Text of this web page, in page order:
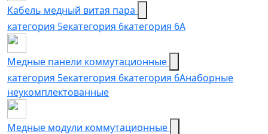
Кабель медный витая пара
категория 5eкатегория 6категория 6А
Медные панели коммутационные
категория 5екатегория 6категория 6Aнаборные
неукомплектованные
Медные модули коммутационные